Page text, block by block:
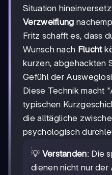
Situation
Verzweiflung
Fritz schafft es, dass
Wunsch nach Flucht
kurzen, abgehackten
Gefühl der
Diese Technik macht
typischen
die alltägliche
psychologisch
💡 Verstanden: Die
dienen nicht nur